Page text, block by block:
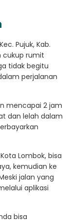
Pujuk, Kab.
cukup rumit
tidak begitu
perjalanan
mencapai 2 jam
dan lelah dalam
Lombok, bisa
kemudian ke
jalan yang
aplikasi
bisa